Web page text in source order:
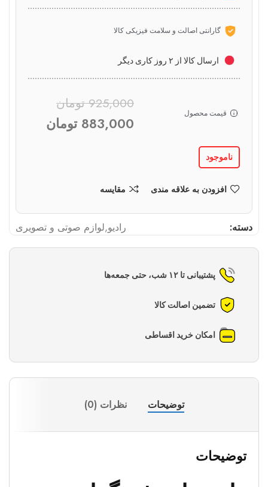
گارانتی اصالت و سلامت فیزیکی کالا
ارسال کالا از ۲ روز کاری دیگر
قیمت محصول
925,000 تومان
883,000 تومان
ناموجود
افزودن به علاقه مندی مقایسه
دسته: رادیو,لوازم صوتی و تصویری
پشتیبانی تا ۱۲ شب، حتی جمعه‌ها
تضمین اصالت کالا
امکان خرید اقساطی
توضیحات نظرات (0)
توضیحات